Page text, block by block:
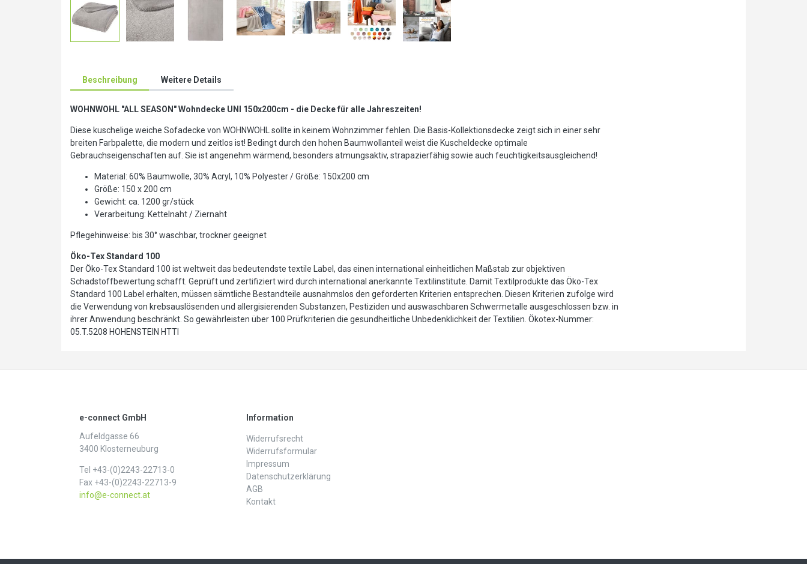
Beschreibung Weitere Details
WOHNWOHL "ALL SEASON" Wohndecke UNI 150x200cm - die Decke für alle Jahreszeiten!
Diese kuschelige weiche Sofadecke von WOHNWOHL sollte in keinem Wohnzimmer fehlen. Die Basis-Kollektionsdecke zeigt sich in einer sehr
breiten Farbpalette, die modern und zeitlos ist! Bedingt durch den hohen Baumwollanteil weist die Kuscheldecke optimale
Gebrauchseigenschaften auf. Sie ist angenehm wärmend, besonders atmungsaktiv, strapazierfähig sowie auch feuchtigkeitsausgleichend!
Material: 60% Baumwolle, 30% Acryl, 10% Polyester / Größe: 150x200 cm
Größe: 150 x 200 cm
Gewicht: ca. 1200 gr/stück
Verarbeitung: Kettelnaht / Ziernaht
Pflegehinweise: bis 30° waschbar, trockner geeignet
Öko-Tex Standard 100
Der Öko-Tex Standard 100 ist weltweit das bedeutendste textile Label, das einen international einheitlichen Maßstab zur objektiven
Schadstoffbewertung schafft. Geprüft und zertifiziert wird durch international anerkannte Textilinstitute. Damit Textilprodukte das Öko-Tex
Standard 100 Label erhalten, müssen sämtliche Bestandteile ausnahmslos den geforderten Kriterien entsprechen. Diesen Kriterien zufolge wird
die Verwendung von krebsauslösenden und allergisierenden Substanzen, Pestiziden und auswaschbaren Schwermetalle ausgeschlossen bzw. in
ihrer Anwendung beschränkt. So gewährleisten über 100 Prüfkriterien die gesundheitliche Unbedenklichkeit der Textilien. Ökotex-Nummer:
05.T.5208 HOHENSTEIN HTTI
e-connect GmbH
Aufeldgasse 66
3400 Klosterneuburg
Tel +43-(0)2243-22713-0
Fax +43-(0)2243-22713-9
info@e-connect.at
Information
Widerrufs­recht
Widerrufs­formular
Impressum
Daten­schutz­erklärung
AGB
Kontakt